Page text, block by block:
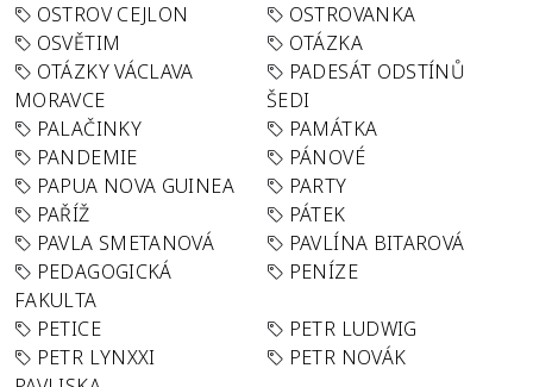
OSTROV CEJLON
OSTROVANKA
OSVĚTIM
OTÁZKA
OTÁZKY VÁCLAVA
MORAVCE
PADESÁT ODSTÍNŮ
ŠEDI
PALAČINKY
PAMÁTKA
PANDEMIE
PÁNOVÉ
PAPUA NOVA GUINEA
PARTY
PAŘÍŽ
PÁTEK
PAVLA SMETANOVÁ
PAVLÍNA BITAROVÁ
PEDAGOGICKÁ
FAKULTA
PENÍZE
PETICE
PETR LUDWIG
PETR LYNXXI
PETR NOVÁK